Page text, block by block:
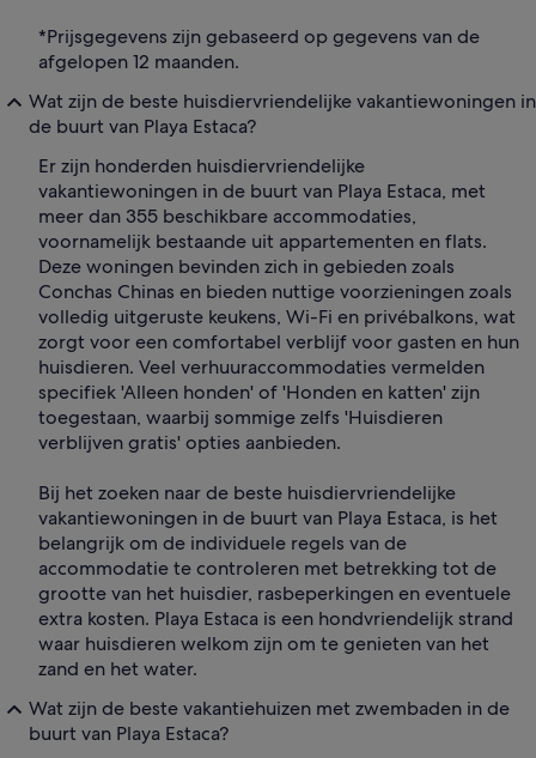
*Prijsgegevens zijn gebaseerd op gegevens van de
afgelopen 12 maanden.
Wat zijn de beste huisdiervriendelijke vakantiewoningen in
de buurt van Playa Estaca?
Er zijn honderden huisdiervriendelijke
vakantiewoningen in de buurt van Playa Estaca, met
meer dan 355 beschikbare accommodaties,
voornamelijk bestaande uit appartementen en flats.
Deze woningen bevinden zich in gebieden zoals
Conchas Chinas en bieden nuttige voorzieningen zoals
volledig uitgeruste keukens, Wi-Fi en privébalkons, wat
zorgt voor een comfortabel verblijf voor gasten en hun
huisdieren. Veel verhuuraccommodaties vermelden
specifiek 'Alleen honden' of 'Honden en katten' zijn
toegestaan, waarbij sommige zelfs 'Huisdieren
verblijven gratis' opties aanbieden.
Bij het zoeken naar de beste huisdiervriendelijke
vakantiewoningen in de buurt van Playa Estaca, is het
belangrijk om de individuele regels van de
accommodatie te controleren met betrekking tot de
grootte van het huisdier, rasbeperkingen en eventuele
extra kosten. Playa Estaca is een hondvriendelijk strand
waar huisdieren welkom zijn om te genieten van het
zand en het water.
Wat zijn de beste vakantiehuizen met zwembaden in de
buurt van Playa Estaca?